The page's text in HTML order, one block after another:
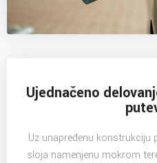
Ujednačeno
Uz unapređenu konstrukciju
sloja namenjenu mokrom